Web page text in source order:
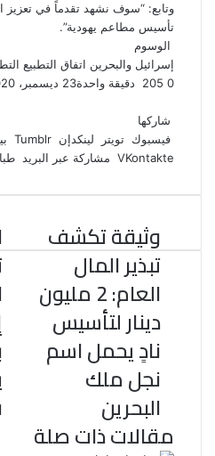
وتابع: “سوف نشهد تقدماً في تعزيز
تأسيس مطاعم يهودية”.
الوسوم
إسرائيل والبحرين اتفاق التطبيع
23 ديسمبر، 2020
0
دقيقة واحدة
ي
س
ب
ك
و
ي
ت
ي
ن
ك
إ
T
u
m
l
ي
ن
ت
ر
س
ت
R
e
d
i
ا
ت
س
ب
شاركها
فيسبوك تويتر لينكدإن
مشاركة عبر البريد
وثيقة تكشف
تبذير المال
العام: 2 مليون
دينار لتأسيس
نادٍ يحمل اسم
نجل ملك
البحرين
مقالات ذات صلة